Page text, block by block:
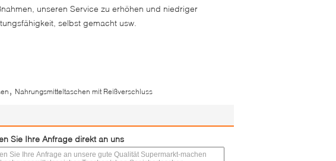
unseren Service zu erhöhen und niedriger
selbst gemacht usw.
, Nahrungsmitteltaschen mit Reißverschluss
Sie Ihre Anfrage direkt an uns